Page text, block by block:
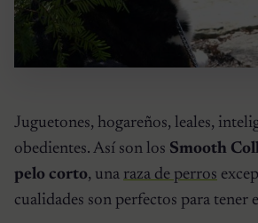
Juguetones, hogareños, leales,
obedientes. Así son los Smooth
pelo corto, una raza de perros
cualidades son perfectos para tener